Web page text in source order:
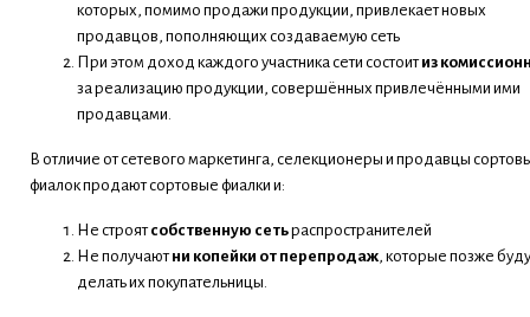
которых, помимо продажи продукции, привлекает новых
продавцов, пополняющих создаваемую сеть
При этом доход каждого участника сети состоитиз
за реализацию продукции, совершённых привлечёнными ими
продавцами.
В отличие от сетевого маркетинга, селекционеры и продавцы
фиалок продают сортовые фиалки и:
Не строятсобственную сетьраспространителей
Не получаютни копейки от перепродаж, которые позже
делать их покупательницы.